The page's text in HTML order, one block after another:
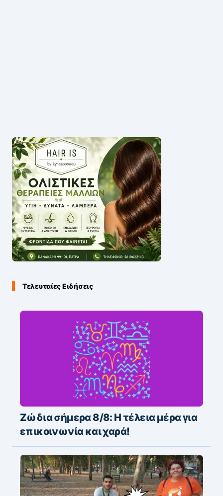
Τελευταίες Ειδήσεις
Ζώδια σήμερα 8/8: Η τέλεια μέρα για
επικοινωνία και χαρά!